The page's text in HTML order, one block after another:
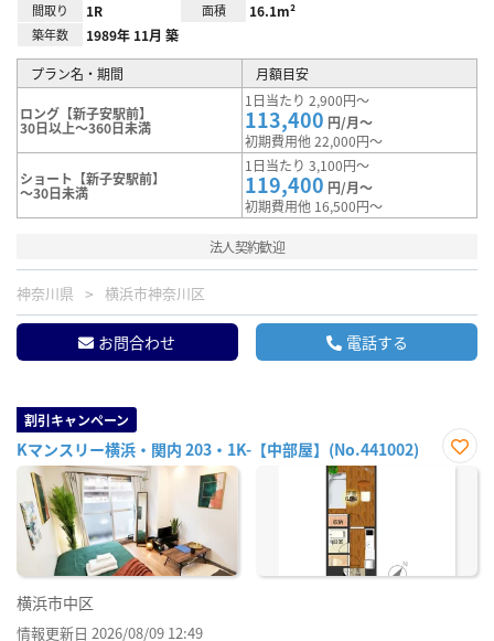
間取り 1R 面積 16.1m²
築年数 1989年 11月 築
プラン名・期間 月額目安
ロング【新子安駅前】
30日以上～360日未満
1日当たり 2,900円～
113,400 円/月～
初期費用他 22,000円～
ショート【新子安駅前】
～30日未満
1日当たり 3,100円～
119,400 円/月～
初期費用他 16,500円～
法人契約歓迎
神奈川県 横浜市神奈川区
お問合わせ 電話する
割引キャンペーン
Kマンスリー横浜・関内 203・1K-【中部屋】(No.441002)
お気
横浜市中区
情報更新日 2026/08/09 12:49